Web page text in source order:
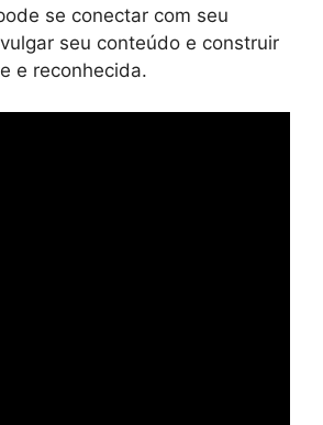
se conectar com seu
seu conteúdo e construir
e reconhecida.